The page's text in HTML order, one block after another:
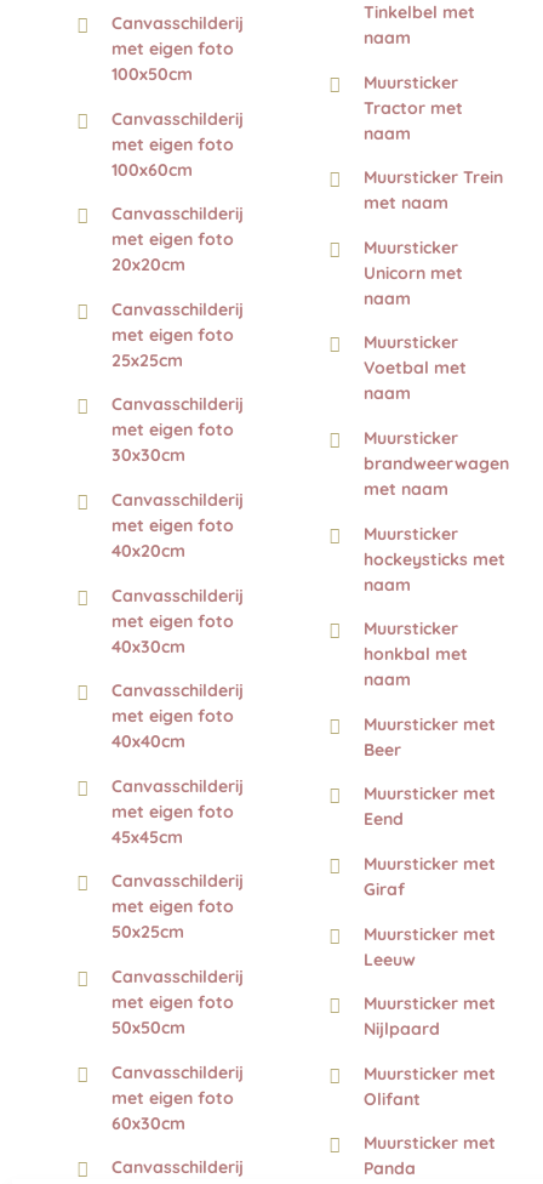
Canvasschilderij
met eigen foto
100x50cm
Canvasschilderij
met eigen foto
100x60cm
Canvasschilderij
met eigen foto
20x20cm
Canvasschilderij
met eigen foto
25x25cm
Canvasschilderij
met eigen foto
30x30cm
Canvasschilderij
met eigen foto
40x20cm
Canvasschilderij
met eigen foto
40x30cm
Canvasschilderij
met eigen foto
40x40cm
Canvasschilderij
met eigen foto
45x45cm
Canvasschilderij
met eigen foto
50x25cm
Canvasschilderij
met eigen foto
50x50cm
Canvasschilderij
met eigen foto
60x30cm
Canvasschilderij
Tinkelbel met
naam
Muursticker
Tractor met
naam
Muursticker Trein
met naam
Muursticker
Unicorn met
naam
Muursticker
Voetbal met
naam
Muursticker
brandweerwagen
met naam
Muursticker
hockeysticks met
naam
Muursticker
honkbal met
naam
Muursticker met
Beer
Muursticker met
Eend
Muursticker met
Giraf
Muursticker met
Leeuw
Muursticker met
Nijlpaard
Muursticker met
Olifant
Muursticker met
Panda